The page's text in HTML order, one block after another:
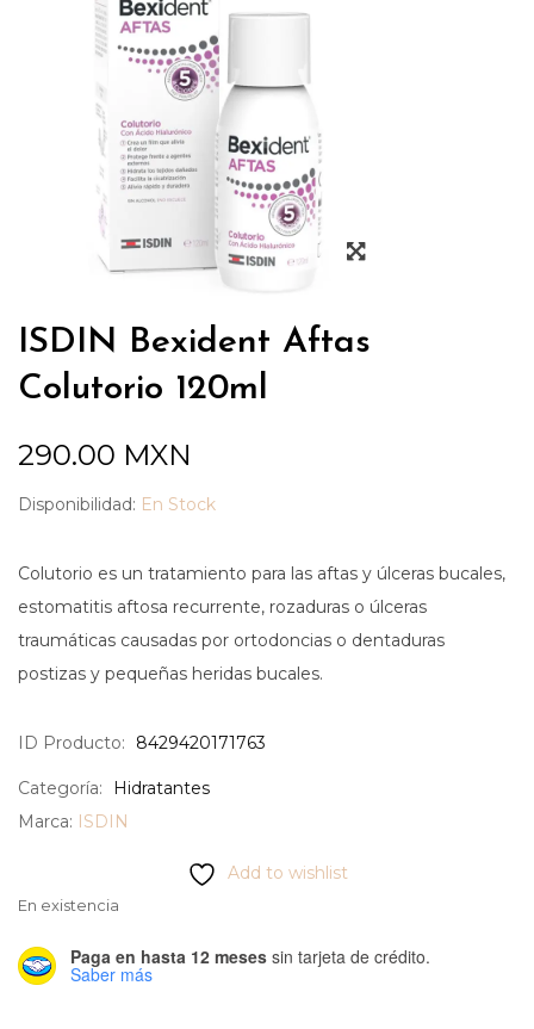
ISDIN Bexident Aftas
Colutorio 120ml
290.00 MXN
Disponibilidad: En Stock
Colutorio es un tratamiento para las aftas y úlceras bucales,
estomatitis aftosa recurrente, rozaduras o úlceras
traumáticas causadas por ortodoncias o dentaduras
postizas y pequeñas heridas bucales.
ID Producto: 8429420171763
Categoría:
Hidratantes
Marca: ISDIN
Add to wishlist
En existencia
Paga en hasta 12 meses sin tarjeta de crédito.
Saber más